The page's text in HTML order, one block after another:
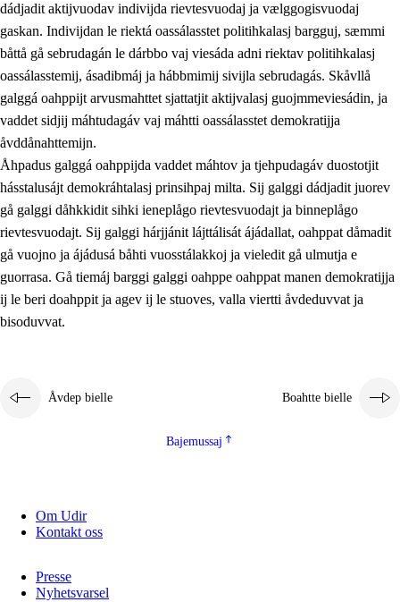
2.1 Sosiála oahppam ja åvddånibme
2.2 Máhtudahka fágáj hárráj
2.3 Vuodulasj tjehpudagá
2.4 Oahppat oahppat
Doaresfágalasj tiemá
2.5 Doaresfágalasj tiemá
2.5.1 Álmmukvarresvuohta ja iellemrijbadibme
2.5.2 Demokratijja ja guojmmeviesátvuohta
2.5.3 Guoddelis åvddånibme
dádjadit aktijvuodav indivijda rievtesvuodaj ja vælggogisvuodaj
gaskan. Indivijdan le riektá oassálasstet politihkalasj bargguj, sæmmi
båttå gå sebrudagán le dárbbo vaj viesáda adni riektav politihkalasj
oassálasstemij, ásadibmáj ja hábbmimij sivijla sebrudagás. Skåvllå
galggá oahppijt arvusmahttet sjattatjit aktijvalasj guojmmeviesádin, ja
vaddet sidjij máhtudagáv vaj máhtti oassálasstet demokratijja
åvddånahttemijn.
Åhpadus galggá oahppijda vaddet máhtov ja tjehpudagáv duostotjit
hásstalusájt demokráhtalasj prinsihpaj milta. Sij galggi dádjadit juorev
gå galggi dåhkkidit sihki ieneplågo rievtesvuodajt ja binneplågo
rievtesvuodajt. Sij galggi hárjjánit lájttálisát ájádallat, oahppat dåmadit
gå vuojno ja ájádusá båhti vuosstálakkoj ja vieledit gå ulmutja e
guorrasa. Gå tiemáj barggi galggi oahppe oahppat manen demokratijja
ij le beri doahppit ja agev ij le stuoves, valla viertti åvdeduvvat ja
bisoduvvat.
Åvdep bielle Boahtte bielle
Bajemussaj
Om Udir
Kontakt oss
Presse
Nyhetsvarsel